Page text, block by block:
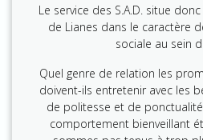
Le service des S.A.D. situe
de Lianes dans le caractère
sociale au sein
Quel genre de relation les
doivent-ils entretenir avec les
de politesse et de
comportement bienveillant